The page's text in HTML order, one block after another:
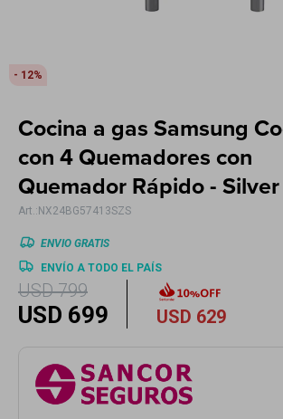
12
Cocina a gas Samsung
con 4 Quemadores con
Quemador Rápido - Silver
NX24BG57413SZS
ENVIO GRATIS
ENVÍO A TODO EL PAÍS
USD 799
USD 699 USD 629
Movilidad